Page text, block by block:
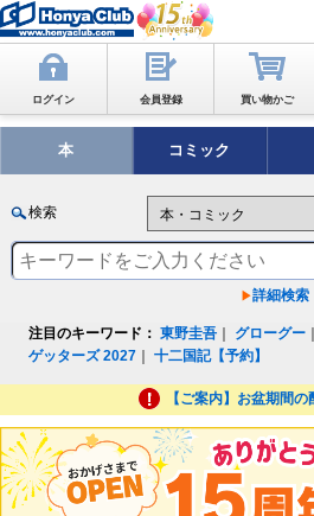
ログイン 会員登録 買い物かご
本 コミック
検索
詳細検索
注目のキーワード： 東野圭吾 グローグー
ゲッターズ 2027 ｜十二国記【予約】
【ご案内】お盆期間